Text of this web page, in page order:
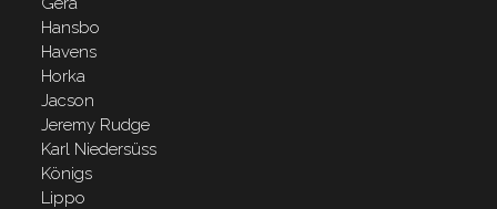
Hansbo
Havens
Horka
Jacson
Jeremy Rudge
Karl Niedersüss
Königs
Lippo